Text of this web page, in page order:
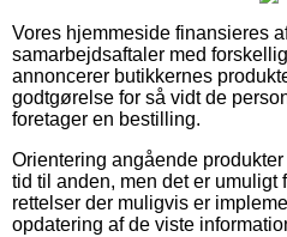
Vores hjemmeside finansieres
samarbejdsaftaler med
annoncerer butikkernes
godtgørelse for så vidt de
foretager en bestilling.
Orientering angående
tid til anden, men det er umuligt
rettelser der muligvis er
opdatering af de viste